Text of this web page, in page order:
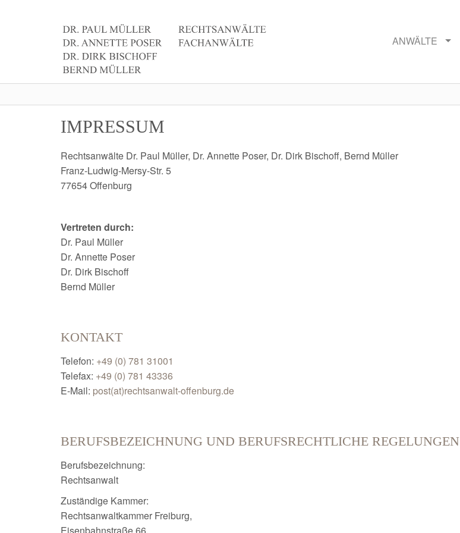
ANWÄLTE
IMPRESSUM
Rechtsanwälte Dr. Paul Müller, Dr. Annette Poser, Dr. Dirk Bischoff, Bernd Müller
Franz-Ludwig-Mersy-Str. 5
77654 Offenburg
Vertreten durch:
Dr. Paul Müller
Dr. Annette Poser
Dr. Dirk Bischoff
Bernd Müller
KONTAKT
Telefon: +49 (0) 781 31001
Telefax: +49 (0) 781 43336
E-Mail: post(at)rechtsanwalt-offenburg.de
BERUFSBEZEICHNUNG UND BERUFSRECHTLICHE REGELUNGEN
Berufsbezeichnung:
Rechtsanwalt
Zuständige Kammer:
Rechtsanwaltkammer Freiburg,